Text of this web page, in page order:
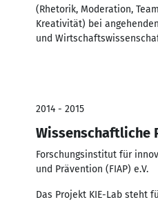
(Rhetorik, Moderation,
Kreativität) bei
und
2014 - 2015
Forschungsinstitut für
und Prävention (FIAP) e.V.
Das Projekt KIE-Lab steht